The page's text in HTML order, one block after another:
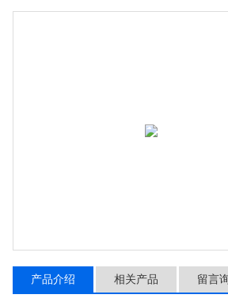
产品介绍 相关产品 留言